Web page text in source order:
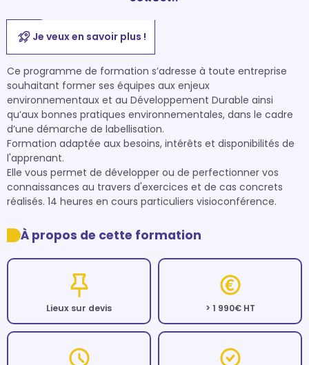
Je veux en savoir plus !
Ce programme de formation s’adresse à toute entreprise
souhaitant former ses équipes aux enjeux
environnementaux et au Développement Durable ainsi
qu’aux bonnes pratiques environnementales, dans le cadre
d’une démarche de labellisation.
Formation adaptée aux besoins, intérêts et disponibilités de
l'apprenant.
Elle vous permet de développer ou de perfectionner vos
connaissances au travers d'exercices et de cas concrets
réalisés. 14 heures en cours particuliers visioconférence.
À propos de cette formation
Lieux sur devis > 1 990€ HT